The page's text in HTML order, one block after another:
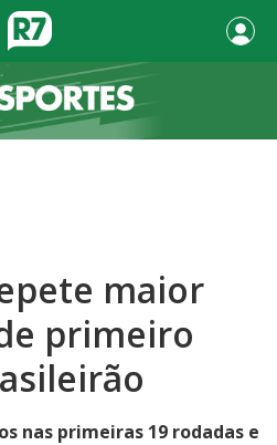
maior
primeiro
nas primeiras 19 rodadas e